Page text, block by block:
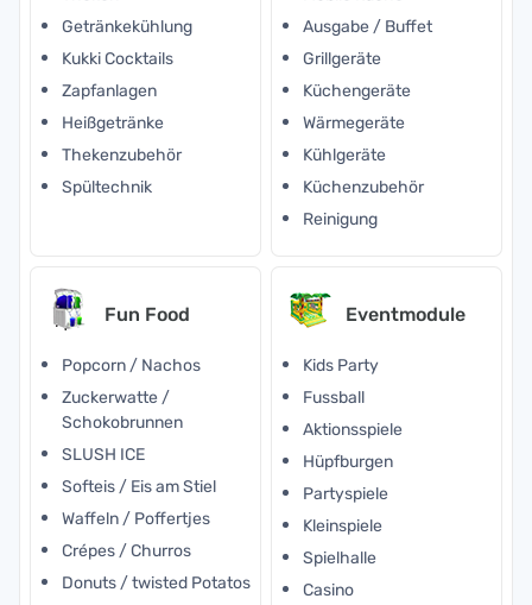
Getränkekühlung
Kukki Cocktails
Zapfanlagen
Heißgetränke
Thekenzubehör
Spültechnik
Ausgabe / Buffet
Grillgeräte
Küchengeräte
Wärmegeräte
Kühlgeräte
Küchenzubehör
Reinigung
Fun Food
Popcorn / Nachos
Zuckerwatte /
Schokobrunnen
SLUSH ICE
Softeis / Eis am Stiel
Waffeln / Poffertjes
Crépes / Churros
Donuts / twisted Potatos
Eventmodule
Kids Party
Fussball
Aktionsspiele
Hüpfburgen
Partyspiele
Kleinspiele
Spielhalle
Casino